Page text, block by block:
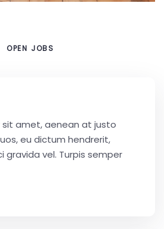
OPEN JOBS
sit amet, aenean at justo
eu dictum hendrerit,
gravida vel. Turpis semper